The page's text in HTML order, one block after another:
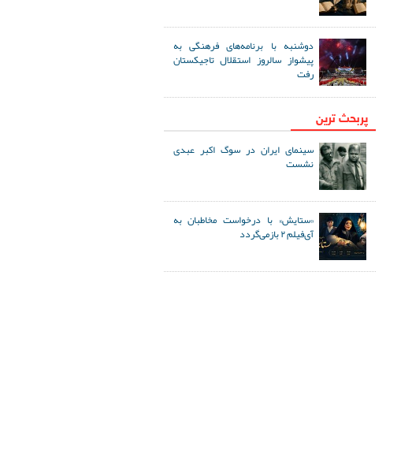
دوشنبه با برنامه‌های فرهنگی به
پیشواز سالروز استقلال تاجیکستان
رفت
پربحث ترین
سینمای ایران در سوگ اکبر عبدی
نشست
«ستایش» با درخواست مخاطبان به
آی‌فیلم ۲ بازمی‌گردد